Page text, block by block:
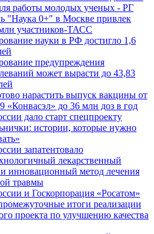
работы молодых ученых - РГ
"Наука 0+" в Москве привлек
участников-ТАСС
науки в РФ достигло 1,6
предупреждения
может вырасти до 43,83
нарастить выпуск вакцины от
«Конвасэл» до 36 млн доз в год
дало старт спецпроекту
истории, которые нужно
запатентовало
лекарственный
и инновационный метод лечения
травмы
и Госкорпорация «Росатом»
итоги реализации
проекта по улучшению качества